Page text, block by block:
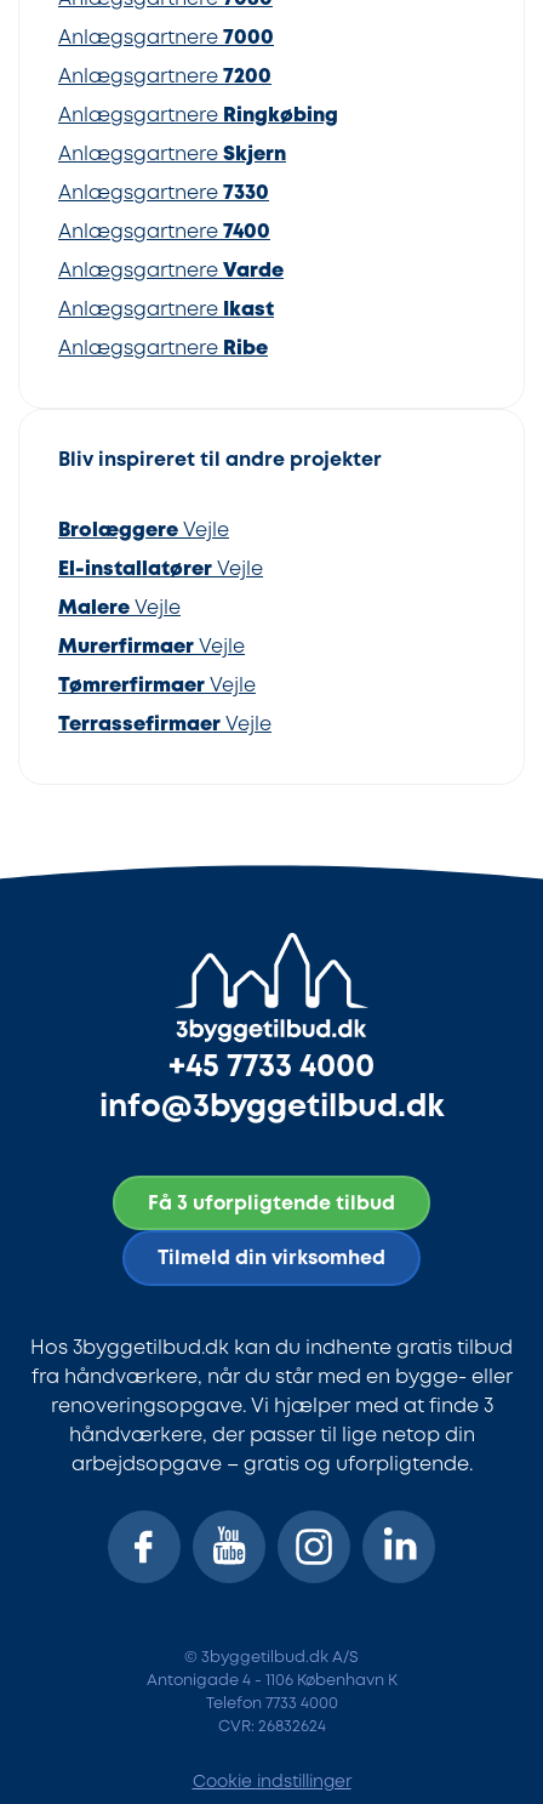
Anlægsgartnere 7000
Anlægsgartnere 7200
Anlægsgartnere Ringkøbing
Anlægsgartnere Skjern
Anlægsgartnere 7330
Anlægsgartnere 7400
Anlægsgartnere Varde
Anlægsgartnere Ikast
Anlægsgartnere Ribe
Bliv inspireret til andre projekter
Brolæggere Vejle
El-installatører Vejle
Malere Vejle
Murerfirmaer Vejle
Tømrerfirmaer Vejle
Terrassefirmaer Vejle
+45 7733 4000
info@3byggetilbud.dk
Få 3 uforpligtende tilbud
Tilmeld din virksomhed
Hos 3byggetilbud.dk kan du indhente gratis tilbud
fra håndværkere, når du står med en bygge- eller
renoveringsopgave. Vi hjælper med at finde 3
håndværkere, der passer til lige netop din
arbejdsopgave – gratis og uforpligtende.
© 3byggetilbud.dk A/S
Antonigade 4 - 1106 København K
Telefon 7733 4000
CVR: 26832624
Cookie indstillinger